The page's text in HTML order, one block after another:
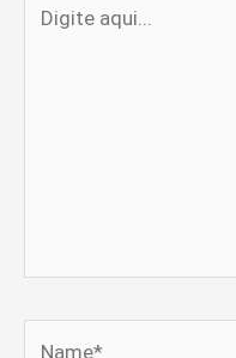
aqui...